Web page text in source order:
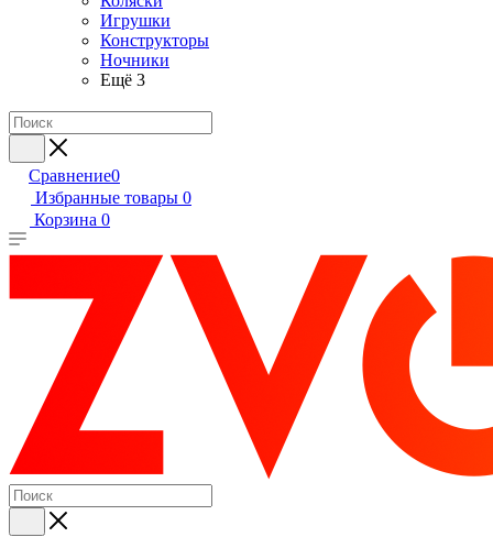
Игрушки
Конструкторы
Ночники
Ещё 3
Сравнение0
Избранные товары 0
Корзина 0